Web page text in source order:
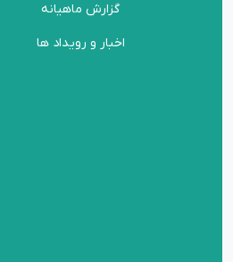
گزارش ماهیانه
اخبار و رویداد ها